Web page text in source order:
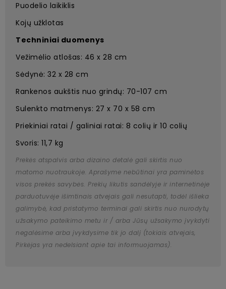
Puodelio laikiklis
Kojų užklotas
Techniniai duomenys
Vežimėlio atlošas: 46 x 28 cm
Sėdynė: 32 x 28 cm
Rankenos aukštis nuo grindų: 70-107 cm
Sulenkto matmenys: 27 x 70 x 58 cm
Priekiniai ratai / galiniai ratai: 8 colių ir 10 colių
Svoris: 11,7 kg
Prekės atspalvis arba dizaino detalė gali skirtis nuo
matomo nuotraukoje. Aprašyme nebūtinai yra paminėtos
visos prekės savybės. Prekių likutis sandėlyje ir internetinėje
parduotuvėje išimtinais atvejais gali nesutapti, todėl išlieka
galimybė, kad pristatymo terminai gali skirtis nuo nurodytų
užsakymo pateikimo metu ir / arba Jūsų užsakymo įvykdyti
negalėsime arba įvykdysime tik jo dalį (tokiais atvejais,
Pirkėjas yra nedelsiant apie tai informuojamas).